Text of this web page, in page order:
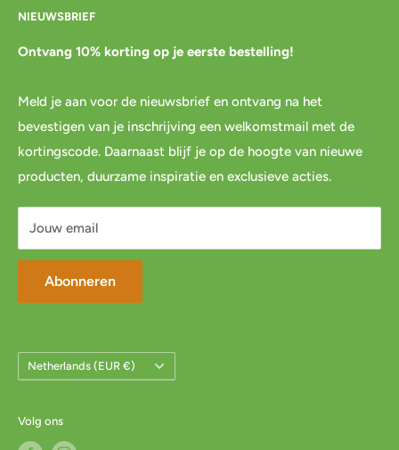
Cadeaubon
Pre-order
Blog
Links
Privacybeleid
Servicevoorwaarden
Betalen
Bestellen
Spaar & verdien
Cadeau inpakservice
FAQ
Mijn account
NIEUWSBRIEF
Ontvang 10% korting op je eerste bestelling!
Meld je aan voor de nieuwsbrief en ontvang na het
bevestigen van je inschrijving een welkomstmail met de
kortingscode. Daarnaast blijf je op de hoogte van nieuwe
producten, duurzame inspiratie en exclusieve acties.
Jouw email
Abonneren
Land/Regio
Netherlands (EUR €)
Volg ons